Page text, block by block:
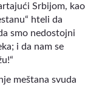
Srbijom, kao
hteli da
smo nedostojni
i da nam se
meštana svuda